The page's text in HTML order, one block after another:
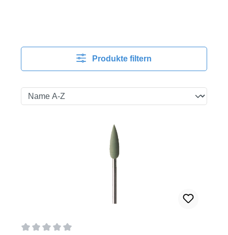
Produkte filtern